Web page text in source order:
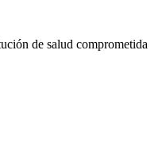
de salud comprometida